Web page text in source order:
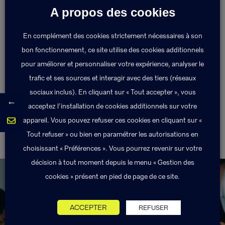
Lors de la souscription du contrat, l’assuré et
expertise, il s’agit de la valeur agréée.
Retour au lexique
Valeur à neuf Valeur vénale
Exponens Solutions fait partie
A propos des cookies
En complément des cookies strictement nécessaires à son
bon fonctionnement, ce site utilise des cookies additionnels
pour améliorer et personnaliser votre expérience, analyser le
trafic et ses sources et interagir avec des tiers (réseaux
sociaux inclus). En cliquant sur « Tout accepter », vous
acceptez l’installation de cookies additionnels sur votre
appareil. Vous pouvez refuser ces cookies en cliquant sur «
Tout refuser » ou bien en paramétrer les autorisations en
choisissant « Préférences ». Vous pourrez revenir sur votre
décision à tout moment depuis le menu « Gestion des
cookies » présent en pied de page de ce site.
ACCEPTER REFUSER
←